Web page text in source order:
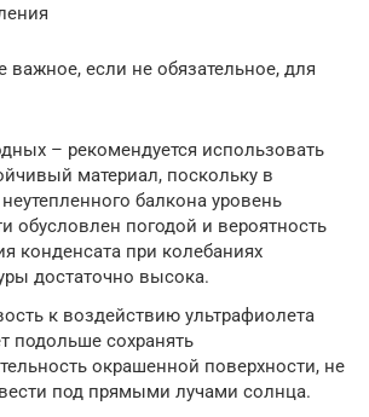
важное, если не обязательное, для
– рекомендуется использовать
материал, поскольку в
балкона уровень
обусловлен погодой и вероятность
конденсата при колебаниях
достаточно высока.
к воздействию ультрафиолета
подольше сохранять
окрашенной поверхности, не
под прямыми лучами солнца.